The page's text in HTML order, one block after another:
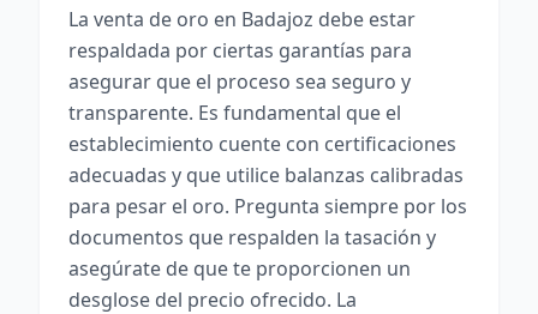
La venta de oro en Badajoz debe estar
respaldada por ciertas garantías para
asegurar que el proceso sea seguro y
transparente. Es fundamental que el
establecimiento cuente con certificaciones
adecuadas y que utilice balanzas calibradas
para pesar el oro. Pregunta siempre por los
documentos que respalden la tasación y
asegúrate de que te proporcionen un
desglose del precio ofrecido. La